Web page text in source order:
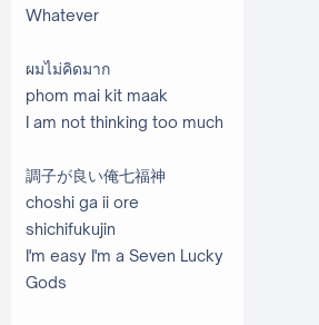
Whatever
ผมไม่คิดมาก
phom mai kit maak
I am not thinking too much
調子が良い俺七福神
choshi ga ii ore
shichifukujin
I'm easy I'm a Seven Lucky
Gods